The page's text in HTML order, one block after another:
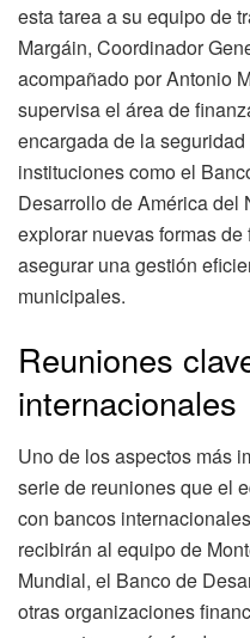
esta tarea a su equipo de
Margáin, Coordinador
acompañado por Antonio
supervisa el área de
encargada de la
instituciones como el
Desarrollo de América del
explorar nuevas formas
asegurar una gestión
municipales.
Reuniones
internacionales
Uno de los aspectos más
serie de reuniones que el
con bancos
recibirán al equipo de
Mundial, el Banco de
otras organizaciones